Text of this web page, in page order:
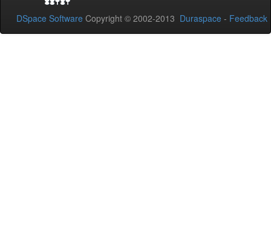
DSpace Software Copyright © 2002-2013 Duraspace - Feedback